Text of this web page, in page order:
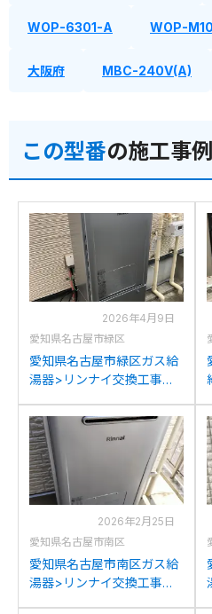
WOP-6301-A WOP-
大阪府 MBC-240V(A)
この型番の施工事例
2026年4月9日
愛知県名古屋市緑区
愛知県名古屋市緑区ガス給
湯器>リンナイ交換工事施
4203ARS-SW6Qからリン
ナイRUFH-E2408SAW2-
6(A)への交換
2026年2月25日
愛知県名古屋市南区
愛知県名古屋市南区ガス給
湯器>リンナイ交換工事施